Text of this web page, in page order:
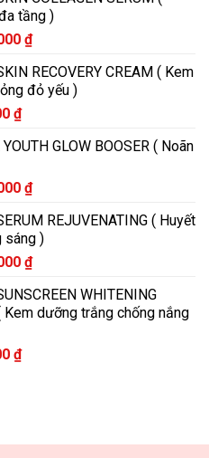
tầng )
₫.
₫Giá
tại
là:
RECOVERY CREAM ( Kem
đỏ yếu )
₫Giá
tại
395.000 ₫.
GLOW BOOSER ( Noãn
₫.
₫Giá
tại
là:
750.000 ₫.
REJUVENATING ( Huyết
sáng )
₫.
₫Giá
tại
là:
WHITENING
Kem dưỡng trắng chống nắng
₫Giá